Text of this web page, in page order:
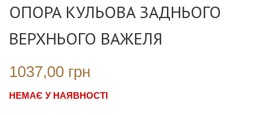
початку
зображень
ОПОРА КУЛЬОВА ЗАДНЬОГО
ВЕРХНЬОГО ВАЖЕЛЯ
1037,00 грн
НЕМАЄ У НАЯВНОСТІ